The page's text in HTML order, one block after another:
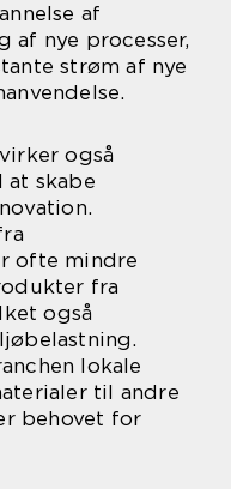
af
af nye processer,
strøm af nye
også
at skabe
ofte mindre
fra
også
lokale
til andre
behovet for